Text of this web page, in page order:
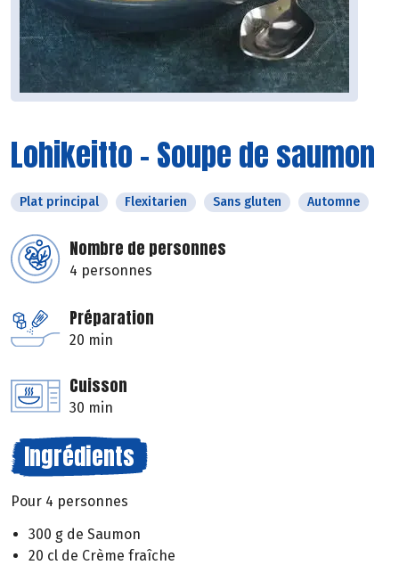
Lohikeitto – Soupe de saumon
Plat principal Flexitarien Sans gluten Automne
Nombre de personnes
4 personnes
Préparation
20 min
Cuisson
30 min
Ingrédients
Pour 4 personnes
300 g de Saumon
20 cl de Crème fraîche